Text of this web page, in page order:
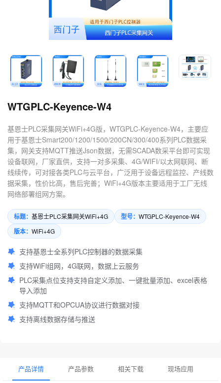
WTGPLC-Keyence-W4
基恩士PLC采集网关WiFi+4G版，WTGPLC-Keyence-W4，主要应
用于基恩士Smart200/1200/1500/200CN/300/400系列PLC数据采
集，网关支持MQTT推送Json数据，无需SCADA数采平台即可实现
设备联网，厂家直供，支持一对多采集、4G/WIFI/以太网联网、断
线续传，可对接各类PLC与云平台，广泛用于设备远程监控、产线数
据采集，性价比高，售后完善；WiFi+4G版本主要适用于工厂无线
网络部署组网方案。
标题： 基恩士PLC采集网关WiFi+4G 型号： WTGPLC-Keyence-W4
版本： WiFi+4G
支持基恩士全系列PLC控制器的数据采集
支持WiFi组网，4G联网，数据上云服务
PLC采集点位支持支持自定义添加、一键批量添加、excel表格
导入添加
支持MQTT和OPCUA协议进行数据对接
支持离线数据存储与推送
产品详情 产品参数 相关下载 现场应用
3.网关与软采方案如何选择？
服务？